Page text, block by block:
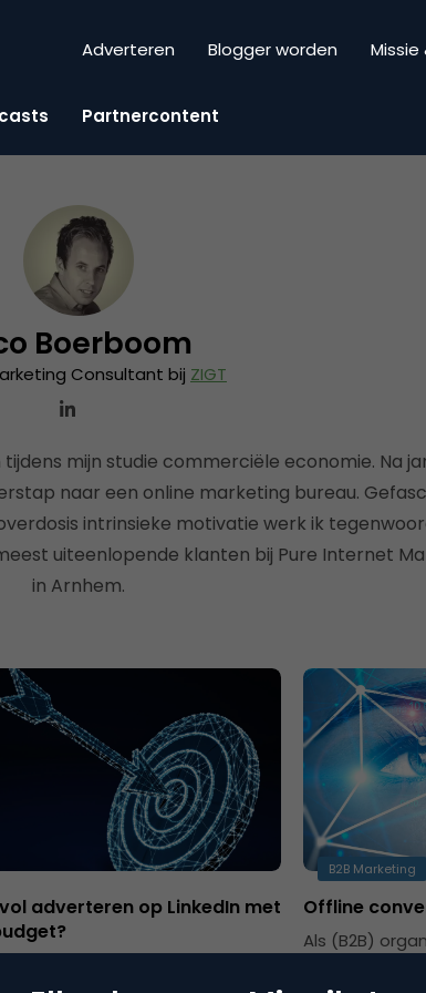
Adverteren Blogger worden Missie
Partnercontent
Boerboom
Consultant bij ZIGT
mijn studie commerciële economie. Na
naar een online marketing bureau.
intrinsieke motivatie werk ik
uiteenlopende klanten bij Pure Internet
in Arnhem.
adverteren op LinkedIn met
B2B Marketing
Offline
Als (B2B)
structureel